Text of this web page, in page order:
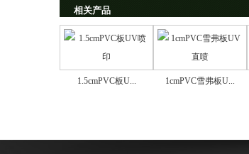
相关产品
1.5cmPVC板U... 1cmPVC雪弗板U...